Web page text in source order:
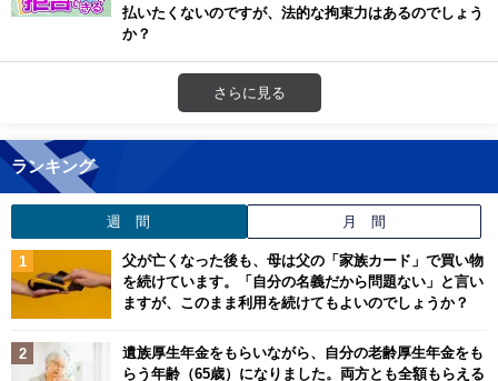
払いたくないのですが、法的な拘束力はあるのでしょう
か？
さらに見る
ランキング
週 間 月 間
父が亡くなった後も、母は父の「家族カード」で買い物
を続けています。「自分の名義だから問題ない」と言い
ますが、このまま利用を続けてもよいのでしょうか？
遺族厚生年金をもらいながら、自分の老齢厚生年金をも
らう年齢（65歳）になりました。両方とも全額もらえる